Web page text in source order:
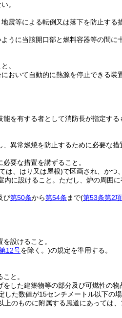
。
震等による転倒又は落下を防止する
うに当該開口部と燃料容器等の間に
。
おいて自動的に熱源を停止できる装
を有する者として消防長が指定する
、異常燃焼を防止するために必要な措
要な措置を講ずること。
は、はり又は屋根)で区画され、かつ
内に設けること。 ただし、炉の周囲に
び第50条から第54条 まで(第53条第2
設けること。
12号を除く。)の規定を準用する。
と。
した建築物等の部分及び可燃性の物
た数値が15センチメートル以下の
上のものに附属する風道にあっては、